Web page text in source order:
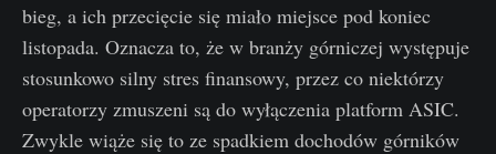
bieg, a ich przecięcie się miało miejsce pod koniec
listopada. Oznacza to, że w branży górniczej występuje
stosunkowo silny stres finansowy, przez co niektórzy
operatorzy zmuszeni są do wyłączenia platform ASIC.
Zwykle wiąże się to ze spadkiem dochodów górników